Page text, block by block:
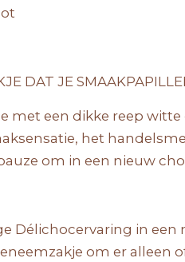
DAT JE
met een dikke reep
het
om in een nieuw
Délichocervaring in
om er alleen